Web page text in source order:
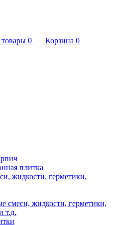
0 Корзина 0
плитка
жидкости, герметики,
смеси, жидкости, герметики,
т.д.